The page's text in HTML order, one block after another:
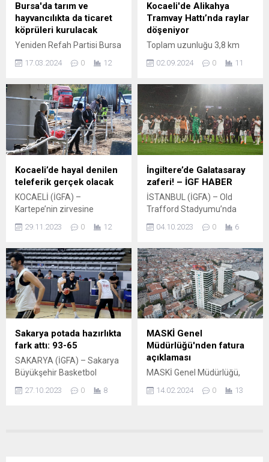
Bursa'da tarım ve
hayvancılıkta da ticaret
köprüleri kurulacak
Yeniden Refah Partisi Bursa
Adayı Sedat Yalçın, MUŞ
Bursa ile Muş, Erzurum,
Kars, Ardahan, Ağrı illeri
arasında tarım ve
hayvancılıkla ilgili ticaret
köprüleri kurarak, birlikte
yönetme sözü verdi. BURSA
(İGFA) – Yeniden Refah
Partisi Büyükşehir Belediye
Başkan Adayı Sedat Yalçın,
Muş İli Kültür...
17.03.2024 0 12
Kocaeli'de Alikahya
Tramvay Hattı’nda raylar
döşeniyor
Toplam uzunluğu 3,8 km
Tramvay Hattı projesinde
projede rayların kaynakları
yapılmaya başlandı
KOCAELİ (İGFA) – Kocaeli
Büyükşehir Belediyesi’nin
Alikahya trafiğini
rahatlatmak ve Kocaeli
Stadı’na ulaşımı
kolaylaştırmak amacıyla
projesinde raylar
döşenmeye başlandı. Bu
kapsamda altyapısı
Sokak’ta döşenen rayların
kaynakları yapılmaya
başlandı....
02.09.2024 0 11
Kocaeli’de hayal denilen
teleferik gerçek olacak
KOCAELİ (İGFA) –
Kartepe’nin zirvesine
turizmin zirvesine taşıyacak
şartlarına rağmen hız
kesmeden ilerliyor. Eşsiz bir
manzara eşliğinde keyifli bir
yolculuk sağlayacak Kartepe
Teleferik Projesinde ana hat
boyunca taşıyıcı kablolar
çekilmeye başlandı. 9736 m
uzunluğundaki taşıyıcı çelik
başlamasının ardından sıra
test...
29.11.2023 0 12
İngiltere’de Galatasaray
zaferi! – İGF HABER
İSTANBUL (İGFA) – Old
Trafford Stadyumu’nda
karşılaşmayı Slovakyalı
Galatasaray’ın gollerini 23.
dakikada Wilfried Zaha,
71’de Kerem Aktürkoğlu ve
81’de Mauro Icardi kaydetti.
Manu 17 ve 67’de Rasmus
Hoejlund ile skor buldu.
Aslanlar, 4 puanla ikinci
sıraya yerleşirken, Bayern
Münih ise 6 puanla...
04.10.2023 0 6
Sakarya potada hazırlıkta
fark attı: 93-65
SAKARYA (İGFA) – Sakarya
Büyükşehir Basketbol
hazırlıklarına hız kesmeden
27.10.2023 0 8
MASKİ Genel
Müdürlüğü'nden fatura
açıklaması
MASKİ Genel Müdürlüğü,
meşgul eden ve Türkiye’de
14.02.2024 0 13